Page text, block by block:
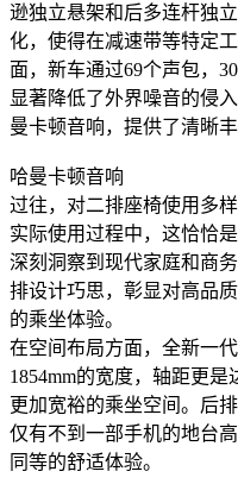
逊独立悬架和后多连杆独
化，使得在减速带等特定
面，新车通过69个声包，
显著降低了外界噪音的侵
曼卡顿音响，提供了清晰丰
哈曼卡顿音响
过往，对二排座椅使用多
实际使用过程中，这恰恰
深刻洞察到现代家庭和商
排设计巧思，彰显对高品
的乘坐体验。
在空间布局方面，全新一
1854mm的宽度，轴距更是
更加宽裕的乘坐空间。后
仅有不到一部手机的地台
同等的舒适体验。